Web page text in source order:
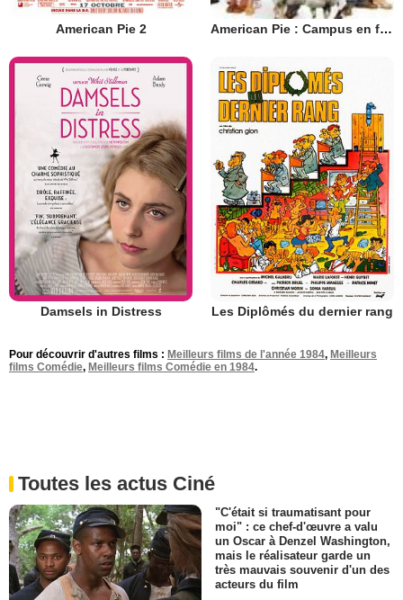
American Pie 2 American Pie : Campus en folie (V)
Damsels in Distress Les Diplômés du dernier rang
Pour découvrir d'autres films : Meilleurs films de l'année 1984, Meilleurs
films Comédie, Meilleurs films Comédie en 1984.
Toutes les actus Ciné
"C'était si traumatisant pour
moi" : ce chef-d'œuvre a valu
un Oscar à Denzel Washington,
mais le réalisateur garde un
très mauvais souvenir d'un des
acteurs du film